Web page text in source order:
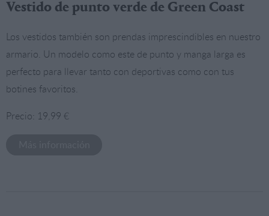
Vestido de punto verde de Green Coast
Los vestidos también son prendas imprescindibles en nuestro
armario. Un modelo como este de punto y manga larga es
perfecto para llevar tanto con deportivas como con tus
botines favoritos.
Precio: 19,99 €